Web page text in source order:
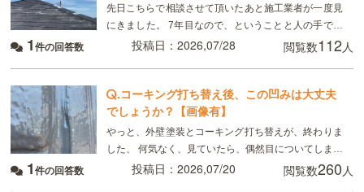
有】
先日こちらで相談させて頂いたあと施工業者が一度見
にきました。 7年目なので、ということと人の手で塗
るのでどうしてもムラはできる、板金部分はやはり経
1件の回答数 投稿日：2026,07/28 閲覧数112人
.コーキング打ち替え後、この凹みは大丈夫
でしょうか？【画像有】
やっと、外壁塗装とコーキング打ち替えが、終わりま
した、 何気なく、見ていたら、偶然目についてしまっ
たのですが、 画像のように コーキングの端にマイナ
1件の回答数 投稿日：2026,07/20 閲覧数260人